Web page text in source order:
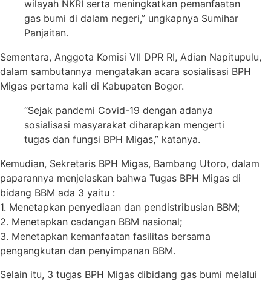
wilayah NKRI serta meningkatkan pemanfaatan
gas bumi di dalam negeri,” ungkapnya Sumihar
Panjaitan.
Sementara, Anggota Komisi VII DPR RI, Adian Napitupulu,
dalam sambutannya mengatakan acara sosialisasi BPH
Migas pertama kali di Kabupaten Bogor.
“Sejak pandemi Covid-19 dengan adanya
sosialisasi masyarakat diharapkan mengerti
tugas dan fungsi BPH Migas,” katanya.
Kemudian, Sekretaris BPH Migas, Bambang Utoro, dalam
paparannya menjelaskan bahwa Tugas BPH Migas di
bidang BBM ada 3 yaitu :
1. Menetapkan penyediaan dan pendistribusian BBM;
2. Menetapkan cadangan BBM nasional;
3. Menetapkan kemanfaatan fasilitas bersama
pengangkutan dan penyimpanan BBM.
Selain itu, 3 tugas BPH Migas dibidang gas bumi melalui